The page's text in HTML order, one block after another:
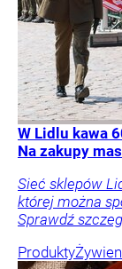
W Lidlu kawa
Na zakupy
Sieć sklepów
której można
Sprawdź
Produkty